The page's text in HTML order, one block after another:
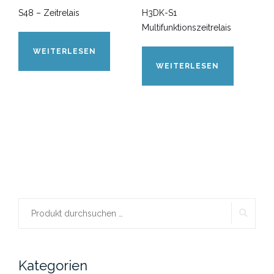
S48 – Zeitrelais
WEITERLESEN
H3DK-S1
Multifunktionszeitrelais
WEITERLESEN
Suchen
Kategorien